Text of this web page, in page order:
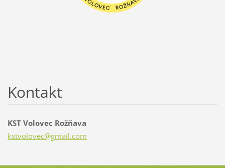
Kontakt
KST Volovec Rožňava
kstvolovec@gmail.com